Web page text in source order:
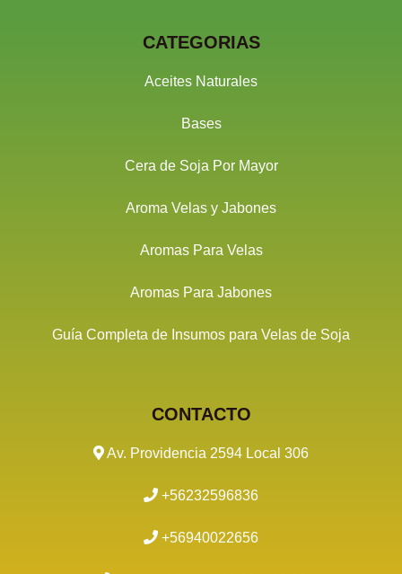
CATEGORIAS
Aceites Naturales
Bases
Cera de Soja Por Mayor
Aroma Velas y Jabones
Aromas Para Velas
Aromas Para Jabones
Guía Completa de Insumos para Velas de Soja
CONTACTO
Av. Providencia 2594 Local 306
+56232596836
+56940022656